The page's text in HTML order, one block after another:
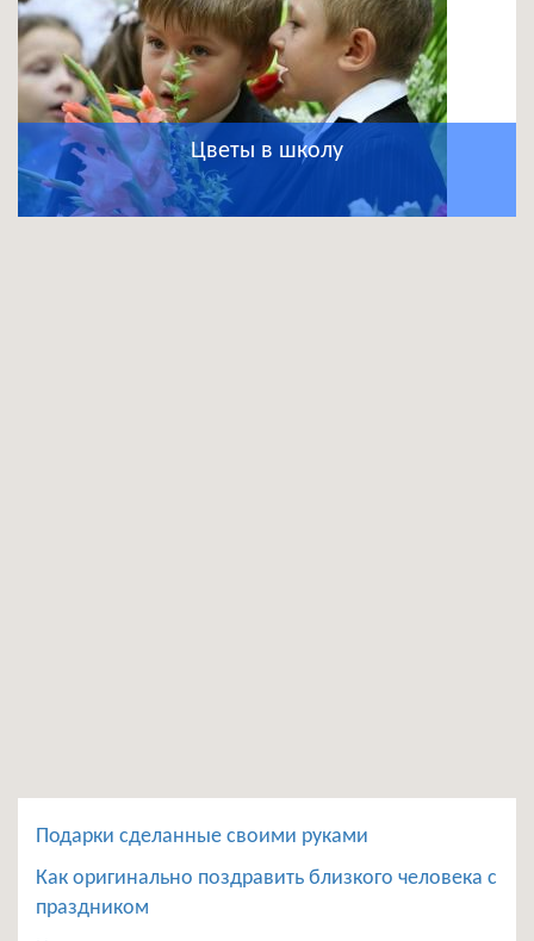
Цветы в школу
Подарки сделанные своими руками
Как оригинально поздравить близкого человека с
праздником